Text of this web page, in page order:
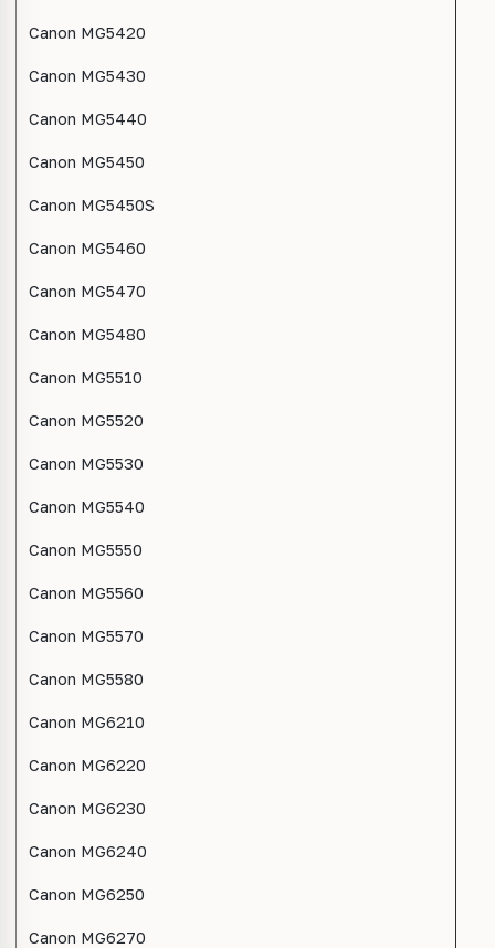
Canon MG5420
Canon MG5430
Canon MG5440
Canon MG5450
Canon MG5450S
Canon MG5460
Canon MG5470
Canon MG5480
Canon MG5510
Canon MG5520
Canon MG5530
Canon MG5540
Canon MG5550
Canon MG5560
Canon MG5570
Canon MG5580
Canon MG6210
Canon MG6220
Canon MG6230
Canon MG6240
Canon MG6250
Canon MG6270